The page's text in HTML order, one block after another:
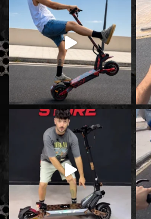
elegir
en
la
página
producto